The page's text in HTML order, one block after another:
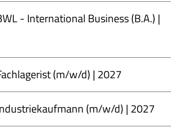
- International Business (B.A.) |
(m/w/d) | 2027
(m/w/d) | 2027